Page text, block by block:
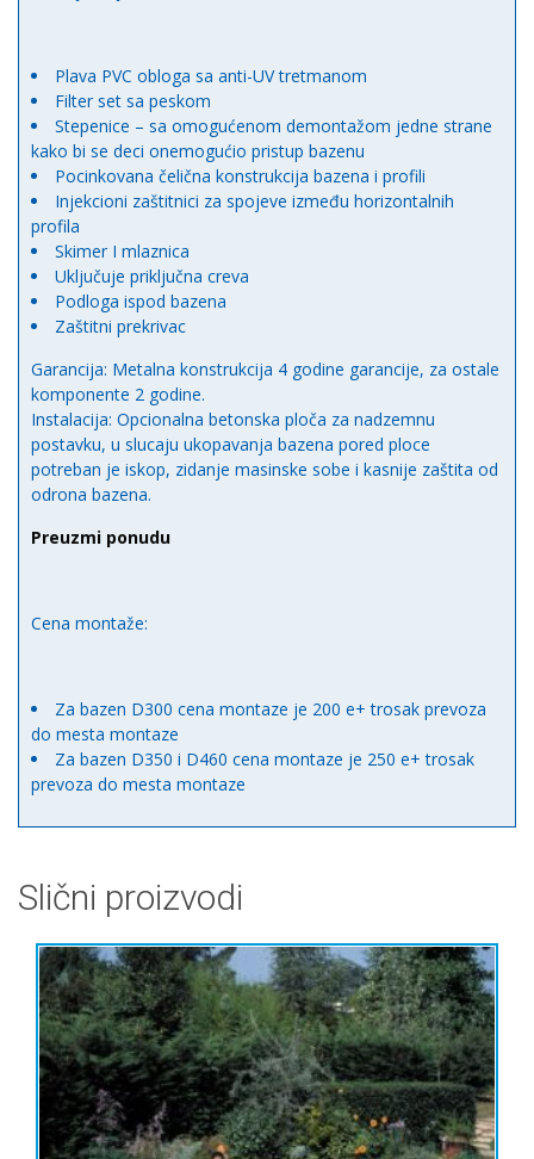
Plava PVC obloga sa anti-UV tretmanom
Filter set sa peskom
Stepenice – sa omogućenom demontažom jedne strane
kako bi se deci onemogućio pristup bazenu
Pocinkovana čelična konstrukcija bazena i profili
Injekcioni zaštitnici za spojeve između horizontalnih
profila
Skimer I mlaznica
Uključuje priključna creva
Podloga ispod bazena
Zaštitni prekrivac
Garancija: Metalna konstrukcija 4 godine garancije, za ostale
komponente 2 godine.
Instalacija: Opcionalna betonska ploča za nadzemnu
postavku, u slucaju ukopavanja bazena pored ploce
potreban je iskop, zidanje masinske sobe i kasnije zaštita od
odrona bazena.
Preuzmi ponudu
Cena montaže:
Za bazen D300 cena montaze je 200 e+ trosak prevoza
do mesta montaze
Za bazen D350 i D460 cena montaze je 250 e+ trosak
prevoza do mesta montaze
Slični proizvodi